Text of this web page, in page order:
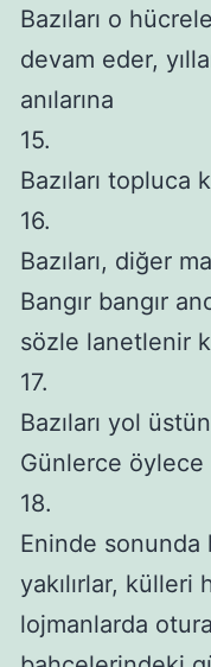
Bazıları o
devam eder,
anılarına
15.
Bazıları topluca
16.
Bazıları, diğer
Bangır bangır
sözle lanetlenir
17.
Bazıları yol
Günlerce öylece
18.
Eninde sonunda
yakılırlar, külleri
lojmanlarda